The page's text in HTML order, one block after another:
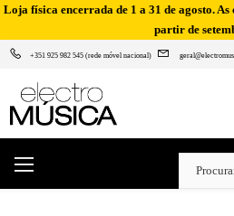
Loja física encerrada de 1 a 31 de agosto.
partir de
+351 925 982 545 (rede móvel nacional)